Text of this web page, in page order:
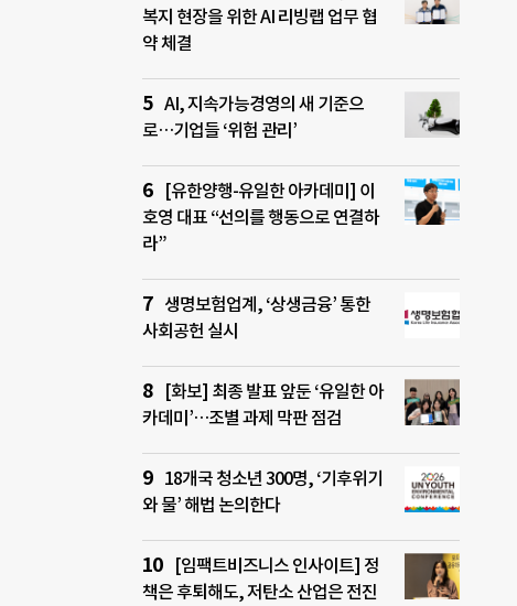
복지 현장을 위한 AI 리빙랩 업무 협
약 체결
AI, 지속가능경영의 새 기준으
로…기업들 ‘위험 관리’
[유한양행-유일한 아카데미] 이
호영 대표 “선의를 행동으로 연결하
라”
생명보험업계, ‘상생금융’ 통한
사회공헌 실시
[화보] 최종 발표 앞둔 ‘유일한 아
카데미’…조별 과제 막판 점검
18개국 청소년 300명, ‘기후위기
와 물’ 해법 논의한다
[임팩트비즈니스 인사이트] 정
책은 후퇴해도, 저탄소 산업은 전진